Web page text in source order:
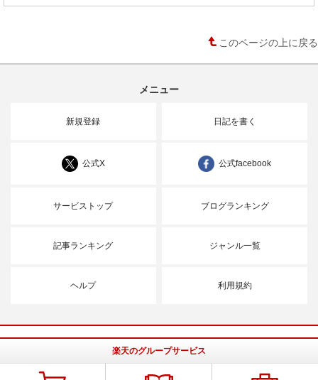
このページの上に戻る
メニュー
新規登録 日記を書く
公式X 公式facebook
サービストップ ブログランキング
記事ランキング ジャンル一覧
ヘルプ 利用規約
楽天のグループサービス